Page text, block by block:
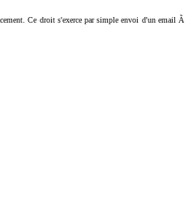
Ce droit s'exerce par simple envoi d'un email Ã